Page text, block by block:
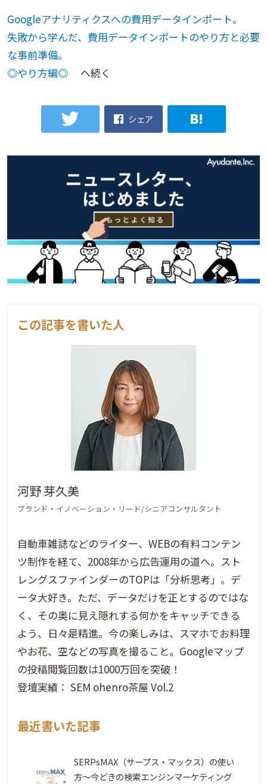
Googleアナリティクスへの費用データインポート。
失敗から学んだ、費用データインポートのやり方と必要
な事前準備。
◎やり方編◎
へ続く
シェア
この記事を書いた人
河野 芽久美
ブランド・イノベーション・リード/シニアコンサルタント
自動車雑誌などのライター、WEBの有料コンテン
ツ制作を経て、2008年から広告運用の道へ。スト
レングスファインダーのTOPは「分析思考」。デ
ータ大好き。ただ、データだけを正とするのではな
く、その奥に見え隠れする何かをキャッチできる
よう、日々是精進。今の楽しみは、スマホでお料理
やお花、空などの写真を撮ること。Googleマップ
の投稿閲覧回数は1000万回を突破！
登壇実績： SEM ohenro茶屋 Vol.2
最近書いた記事
SERPsMAX（サープス・マックス）の使い
方～今どきの検索エンジンマーケティング